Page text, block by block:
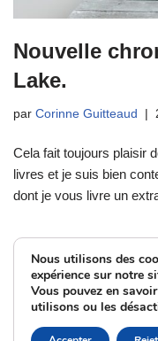
Nouvelle
Lake.
par Corinne Guitteaud
Cela fait toujours plaisir
livres et je suis bien
dont je vous livre un
Nous utilisons des
expérience sur notre
Vous pouvez en
utilisons ou les